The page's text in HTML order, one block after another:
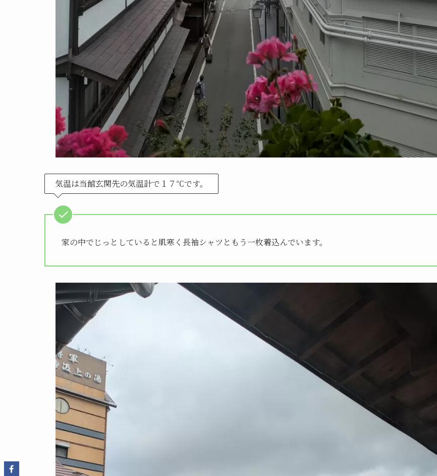
気温は当館玄関先の気温計で１７℃です。
家の中でじっとしていると肌寒く長袖シャツともう一枚着込んでいます。